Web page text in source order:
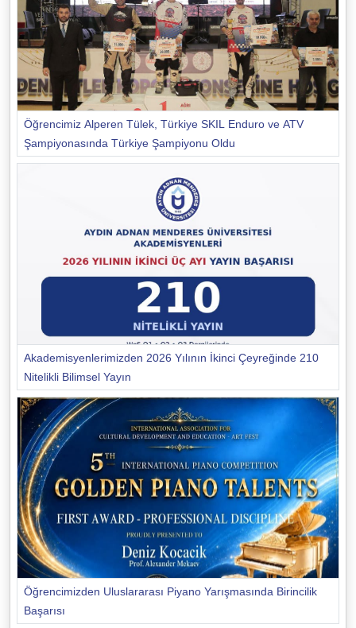
Öğrencimiz Alperen Tülek, Türkiye SKIL Enduro ve ATV
Şampiyonasında Türkiye Şampiyonu Oldu
Akademisyenlerimizden 2026 Yılının İkinci Çeyreğinde 210
Nitelikli Bilimsel Yayın
Öğrencimizden Uluslararası Piyano Yarışmasında Birincilik
Başarısı